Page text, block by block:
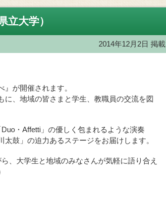
立大学）
2014年12月2日 掲載
が開催されます。
に、地域の皆さまと学生、教職員の交流を図
・Affetti」の優しく包まれるような演奏
鼓」の迫力あるステージをお届けします。
、大学生と地域のみなさんが気軽に語り合え